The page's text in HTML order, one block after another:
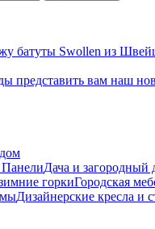
батуты Swollen из
представить вам наш
Дача и загородный
горкиГородская
Дизайнерские кресла и